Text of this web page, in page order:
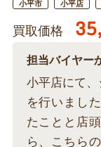
小平市 小平店
買取価格
担当バイヤー
小平店にて、
を行いまし
たことと店
ら、こちら